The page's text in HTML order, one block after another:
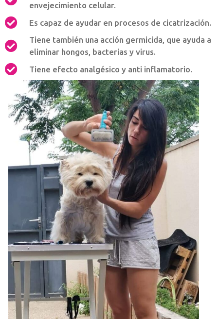
envejecimiento celular.
Es capaz de ayudar en procesos de cicatrización.
Tiene también una acción germicida, que ayuda a
eliminar hongos, bacterias y virus.
Tiene efecto analgésico y anti inflamatorio.